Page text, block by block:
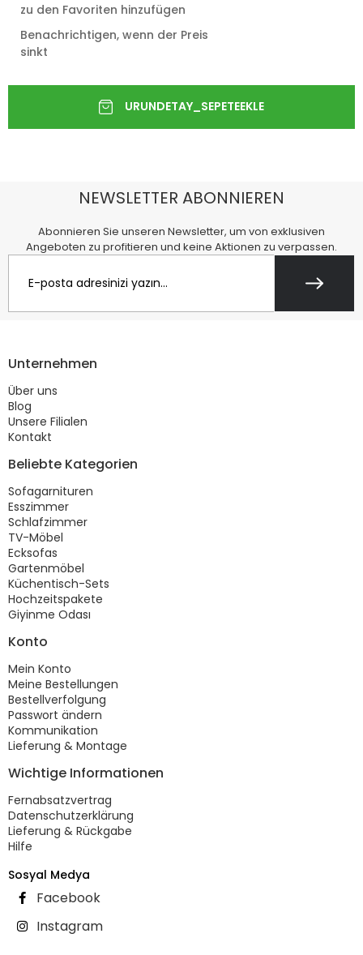
zu den Favoriten hinzufügen
Benachrichtigen, wenn der Preis
sinkt
NEWSLETTER ABONNIEREN
Abonnieren Sie unseren Newsletter, um von exklusiven
Angeboten zu profitieren und keine Aktionen zu verpassen.
Unternehmen
Über uns
Blog
Unsere Filialen
Kontakt
Beliebte Kategorien
Sofagarnituren
Esszimmer
Schlafzimmer
TV-Möbel
Ecksofas
Gartenmöbel
Küchentisch-Sets
Hochzeitspakete
Giyinme Odası
Konto
Mein Konto
Meine Bestellungen
Bestellverfolgung
Passwort ändern
Kommunikation
Lieferung & Montage
Wichtige Informationen
Fernabsatzvertrag
Datenschutzerklärung
Lieferung & Rückgabe
Hilfe
Sosyal Medya
Facebook
Instagram